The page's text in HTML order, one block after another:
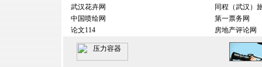
武汉花卉网
同程（武汉）
中国喷绘网
第一票务网
论文114
房地产评论网